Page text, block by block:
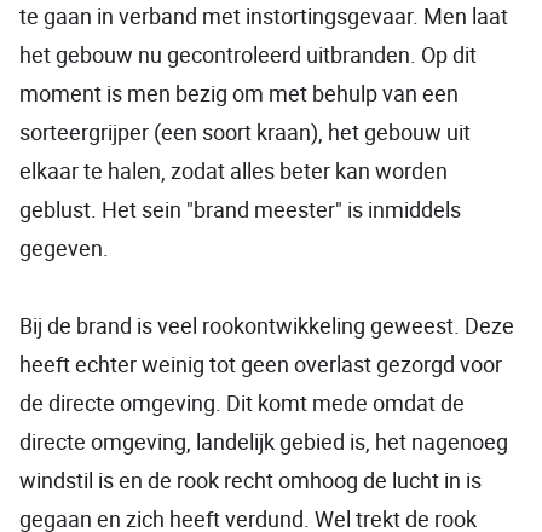
te gaan in verband met instortingsgevaar. Men laat
het gebouw nu gecontroleerd uitbranden. Op dit
moment is men bezig om met behulp van een
sorteergrijper (een soort kraan), het gebouw uit
elkaar te halen, zodat alles beter kan worden
geblust. Het sein "brand meester" is inmiddels
gegeven.
Bij de brand is veel rookontwikkeling geweest. Deze
heeft echter weinig tot geen overlast gezorgd voor
de directe omgeving. Dit komt mede omdat de
directe omgeving, landelijk gebied is, het nagenoeg
windstil is en de rook recht omhoog de lucht in is
gegaan en zich heeft verdund. Wel trekt de rook